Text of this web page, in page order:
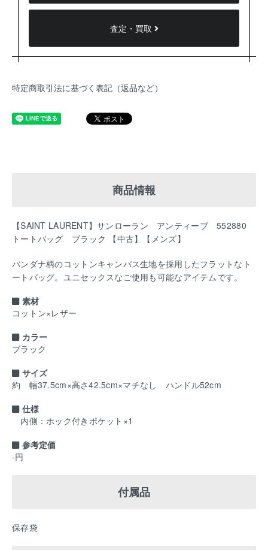
査定・買取
特定商取引法に基づく表記（返品など）
商品情報
【SAINT LAURENT】サンローラン アンティーブ 552880
トートバッグ ブラック 【中古】【メンズ】
バンダナ柄のコットンキャンバス生地を採用したフラットなト
ートバッグ。ユニセックスなご使用も可能なアイテムです。
素材
コットン×レザー
カラー
ブラック
サイズ
約 幅37.5cm×高さ42.5cm×マチなし ハンドル52cm
仕様
内側：ホック付きポケット×1
参考定価
-円
付属品
保存袋